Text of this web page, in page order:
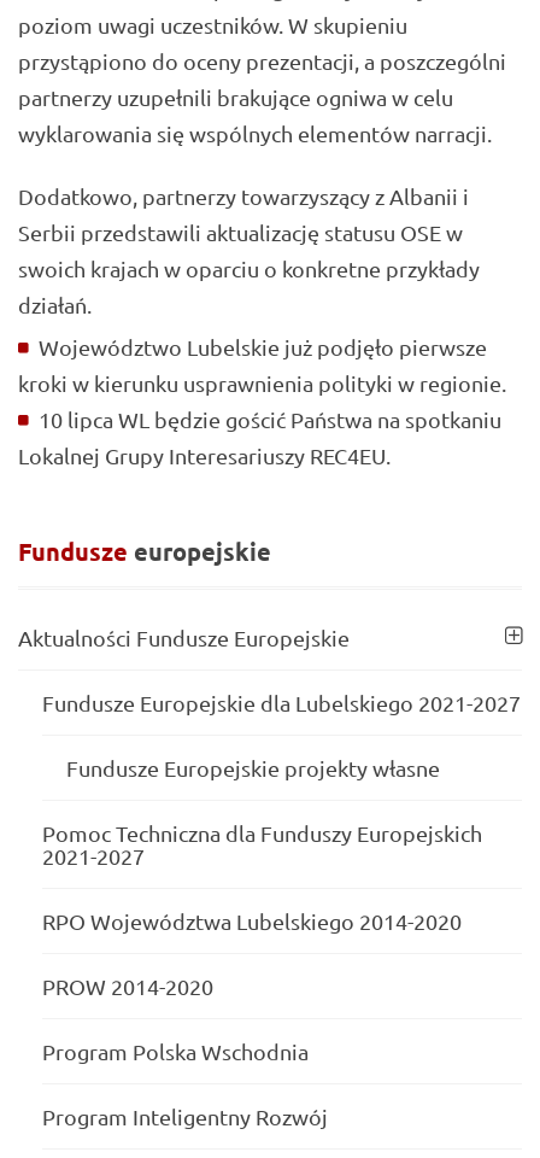
poziom uwagi uczestników. W skupieniu
przystąpiono do oceny prezentacji, a poszczególni
partnerzy uzupełnili brakujące ogniwa w celu
wyklarowania się wspólnych elementów narracji.
Dodatkowo, partnerzy towarzyszący z Albanii i
Serbii przedstawili aktualizację statusu OSE w
swoich krajach w oparciu o konkretne przykłady
działań.
Województwo Lubelskie już podjęło pierwsze
kroki w kierunku usprawnienia polityki w regionie.
10 lipca WL będzie gościć Państwa na spotkaniu
Lokalnej Grupy Interesariuszy REC4EU.
Fundusze europejskie
Aktualności Fundusze Europejskie
Fundusze Europejskie dla Lubelskiego 2021-2027
Fundusze Europejskie projekty własne
Pomoc Techniczna dla Funduszy Europejskich
2021-2027
RPO Województwa Lubelskiego 2014-2020
PROW 2014-2020
Program Polska Wschodnia
Program Inteligentny Rozwój